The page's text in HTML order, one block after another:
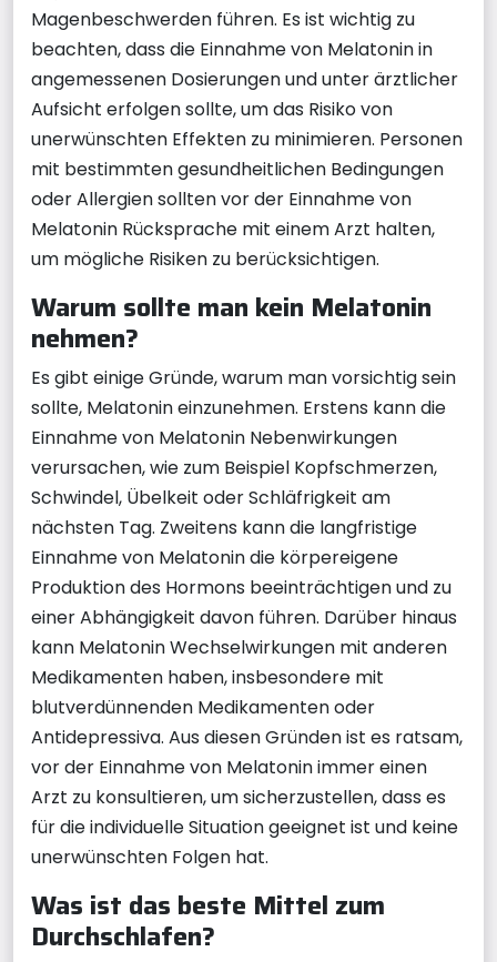
Magenbeschwerden führen. Es ist wichtig zu
beachten, dass die Einnahme von Melatonin in
angemessenen Dosierungen und unter ärztlicher
Aufsicht erfolgen sollte, um das Risiko von
unerwünschten Effekten zu minimieren. Personen
mit bestimmten gesundheitlichen Bedingungen
oder Allergien sollten vor der Einnahme von
Melatonin Rücksprache mit einem Arzt halten,
um mögliche Risiken zu berücksichtigen.
Warum sollte man kein Melatonin
nehmen?
Es gibt einige Gründe, warum man vorsichtig sein
sollte, Melatonin einzunehmen. Erstens kann die
Einnahme von Melatonin Nebenwirkungen
verursachen, wie zum Beispiel Kopfschmerzen,
Schwindel, Übelkeit oder Schläfrigkeit am
nächsten Tag. Zweitens kann die langfristige
Einnahme von Melatonin die körpereigene
Produktion des Hormons beeinträchtigen und zu
einer Abhängigkeit davon führen. Darüber hinaus
kann Melatonin Wechselwirkungen mit anderen
Medikamenten haben, insbesondere mit
blutverdünnenden Medikamenten oder
Antidepressiva. Aus diesen Gründen ist es ratsam,
vor der Einnahme von Melatonin immer einen
Arzt zu konsultieren, um sicherzustellen, dass es
für die individuelle Situation geeignet ist und keine
unerwünschten Folgen hat.
Was ist das beste Mittel zum
Durchschlafen?